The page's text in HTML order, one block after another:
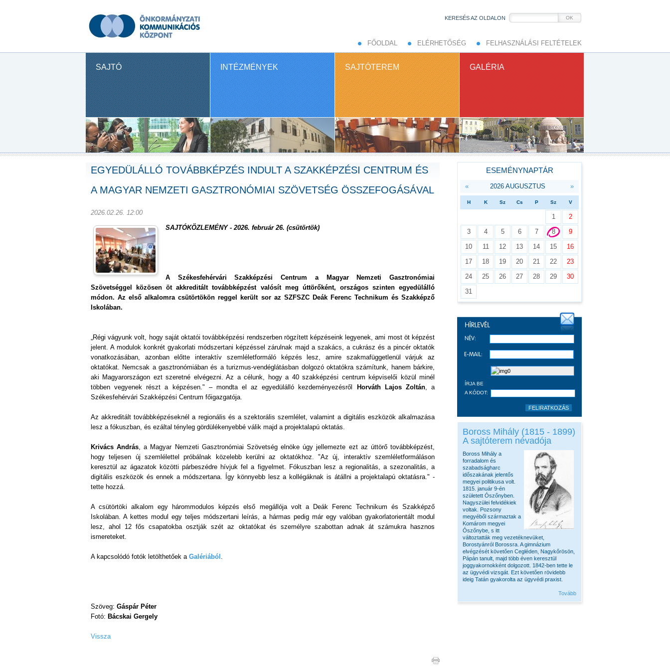
KERESÉS AZ OLDALON OK
FŐOLDAL ELÉRHETŐSÉG FELHASZNÁLÁSI FELTÉTELEK
SAJTÓ INTÉZMÉNYEK SAJTÓTEREM GALÉRIA
EGYEDÜLÁLLÓ TOVÁBBKÉPZÉS INDULT A SZAKKÉPZÉSI CENTRUM ÉS
A MAGYAR NEMZETI GASZTRONÓMIAI SZÖVETSÉG ÖSSZEFOGÁSÁVAL
2026.02.26. 12:00
SAJTÓKÖZLEMÉNY - 2026. február 26. (csütörtök)
A Székesfehérvári Szakképzési Centrum a Magyar Nemzeti Gasztronómiai
Szövetséggel közösen öt akkreditált továbbképzést valósít meg úttörőként, országos szinten egyedülálló
módon. Az első alkalomra csütörtökön reggel került sor az SZFSZC Deák Ferenc Technikum és Szakképző
Iskolában.
„Régi vágyunk volt, hogy saját oktatói továbbképzési rendszerben rögzített képzéseink legyenek, ami most öt képzést
jelent. A modulok konkrét gyakorlati módszertani képzéssel zárulnak majd a szakács, a cukrász és a pincér oktatók
vonatkozásában, azonban előtte interaktív szemléletformáló képzés lesz, amire szakmafüggetlenül várjuk az
oktatókat. Nemcsak a gasztronómiában és a turizmus-vendéglátásban dolgozó oktatókra számítunk, hanem bárkire,
aki Magyarországon ezt szeretné elvégezni. Az a célunk, hogy a 40 szakképzési centrum képviselői közül minél
többen vegyenek részt a képzésen." – mondta el az egyedülálló kezdeményezésről
Horváth Lajos Zoltán, a
Székesfehérvári Szakképzési Centrum főigazgatója.
Az akkreditált továbbképzéseknél a regionális és a szektorális szemlélet, valamint a digitális eszközök alkalmazása
lesz a fókuszban, és ezáltal tényleg gördülékenyebbé válik majd a projektalapú oktatás.
Krivács András, a Magyar Nemzeti Gasztronómiai Szövetség elnöke úgy jellemezte ezt az úttörő továbbképzést,
hogy teljesen új szemlélettel próbálnak közelebb kerülni az oktatókhoz. "Az új, interaktív szemléletformáláson
keresztül az ágazatok közötti párbeszédre hívjuk fel a figyelmet. Fókuszban lesz a regionalitás, a szezonalitás, a
digitális eszközök és ennek a módszertana. Így könnyebb lesz a kollégáknak is átállni a projektalapú oktatásra." -
tette hozzá.
A csütörtöki alkalom egy hárommodulos képzés első megállója volt a Deák Ferenc Technikum és Szakképző
Iskolában. A kettes modul egy teljes módszertani leírás, a hármas pedig már egy valóban gyakorlatorientált modul
lesz, ahol 12 fős csapatokba osztják szét az oktatókat és személyre szabottan adnak át számukra hasznos
ismereteket.
A kapcsolódó fotók letölthetőek a Galériából .
Szöveg: Gáspár Péter
Fotó: Bácskai Gergely
Vissza
ESEMÉNYNAPTÁR
« 2026 AUGUSZTUS »
H K Sz Cs P Sz V
1
2
3
4 5 6 7 8
9
10
11 12 13 14 15
16
17
18 19 20 21 22
23
24
25 26 27 28 29
30
31
ÍRJA BE
A KÓDOT:
Boross Mihály (1815 - 1899)
A sajtóterem névadója
Boross Mihály a
forradalom és
szabadságharc
időszakának jelentős
megyei politikusa volt.
1815. január 9-én
született Ószőnyben.
Nagyszülei felvidékiek
voltak. Pozsony
megyéből származtak a
Komárom megyei
Ószőnybe, s itt
változtatták meg vezetéknevüket,
Borostyánról Borossra. A gimnázium
elvégzését követően Cegléden, Nagykőrösön,
Pápán tanult, majd több éven keresztül
joggyakornokként dolgozott. 1842-ben tette le
az ügyvédi vizsgát. Ezt követően rövidebb
ideig Tatán gyakorolta az ügyvédi praxist.
Tovább